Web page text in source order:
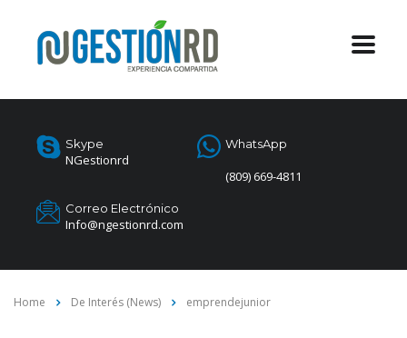
Skype
NGestionrd
WhatsApp
(809) 669-4811
Correo Electrónico
Info@ngestionrd.com
Home De Interés (News) emprendejunior